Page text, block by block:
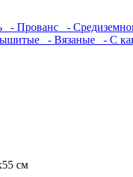
- Прованс -
- Вязаные - С
см